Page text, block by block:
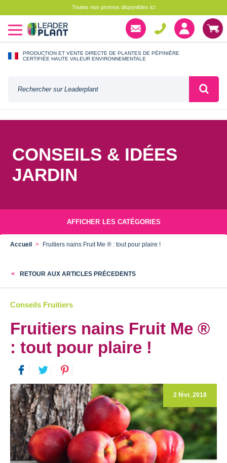
Toutes nos promos disponibles ici
PRODUCTION ET VENTE DIRECTE DE PLANTES DE PÉPINIÈRE
CERTIFIÉE HAUTE VALEUR ENVIRONNEMENTALE
CONSEILS & IDÉES
JARDIN
AFFICHER LES CATÉGORIES
Accueil Fruitiers nains Fruit Me ® : tout pour plaire !
RETOUR AUX ARTICLES PRÉCEDENTS
Conseils Fruitiers
Fruitiers nains Fruit Me ®
: tout pour plaire !
2 févr. 2018